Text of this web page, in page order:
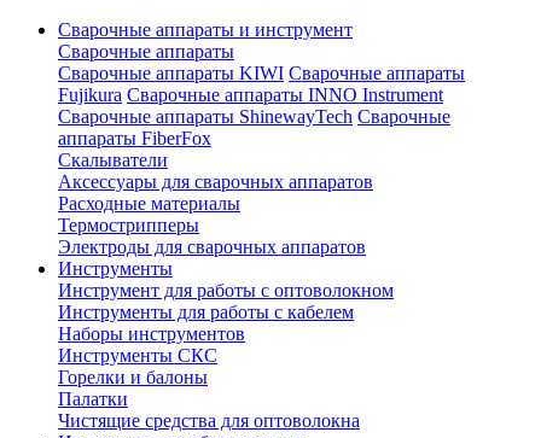
Сварочные аппараты и инструмент
Сварочные аппараты
Сварочные аппараты KIWI Сварочные аппараты
Fujikura Сварочные аппараты INNO Instrument
Сварочные аппараты ShinewayTech Cварочные
аппараты FiberFox
Скалыватели
Аксессуары для сварочных аппаратов
Расходные материалы
Термострипперы
Электроды для сварочных аппаратов
Инструменты
Инструмент для работы с оптоволокном
Инструменты для работы с кабелем
Наборы инструментов
Инструменты СКС
Горелки и балоны
Палатки
Чистящие средства для оптоволокна